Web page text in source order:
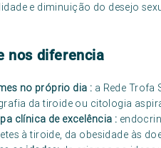
e diminuição do desejo
nos diferencia
no próprio dia : a Rede Trofa
da tiroide ou citologia
clínica de excelência :
à tiroide, da obesidade às